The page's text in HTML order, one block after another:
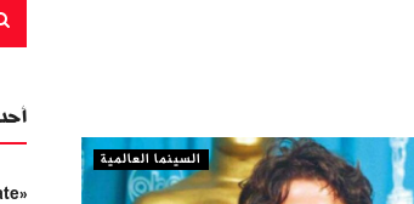
السينما العالمية
«Lionsgate» تستعد لتصوير الجزء الثاني من «Michael» نهاية 2026